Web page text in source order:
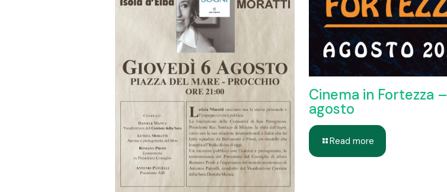
Cinema in Fortezza –
agosto
Read more